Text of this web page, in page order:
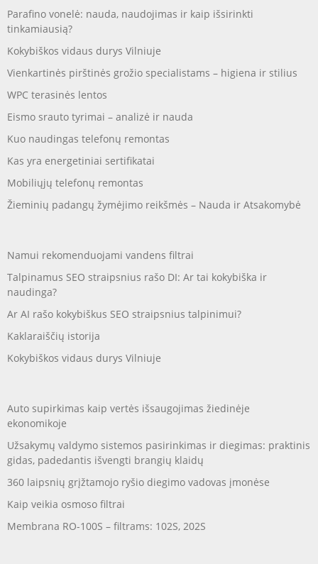
Parafino vonelė: nauda, naudojimas ir kaip išsirinkti
tinkamiausią?
Kokybiškos vidaus durys Vilniuje
Vienkartinės pirštinės grožio specialistams – higiena ir stilius
WPC terasinės lentos
Eismo srauto tyrimai – analizė ir nauda
Kuo naudingas telefonų remontas
Kas yra energetiniai sertifikatai
Mobiliųjų telefonų remontas
Žieminių padangų žymėjimo reikšmės – Nauda ir Atsakomybė
Namui rekomenduojami vandens filtrai
Talpinamus SEO straipsnius rašo DI: Ar tai kokybiška ir
naudinga?
Ar AI rašo kokybiškus SEO straipsnius talpinimui?
Kaklaraiščių istorija
Kokybiškos vidaus durys Vilniuje
Auto supirkimas kaip vertės išsaugojimas žiedinėje
ekonomikoje
Užsakymų valdymo sistemos pasirinkimas ir diegimas: praktinis
gidas, padedantis išvengti brangių klaidų
360 laipsnių grįžtamojo ryšio diegimo vadovas įmonėse
Kaip veikia osmoso filtrai
Membrana RO-100S – filtrams: 102S, 202S